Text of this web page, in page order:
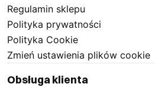
Regulamin sklepu
Polityka prywatności
Polityka Cookie
Zmień ustawienia plików cookie
Obsługa klienta